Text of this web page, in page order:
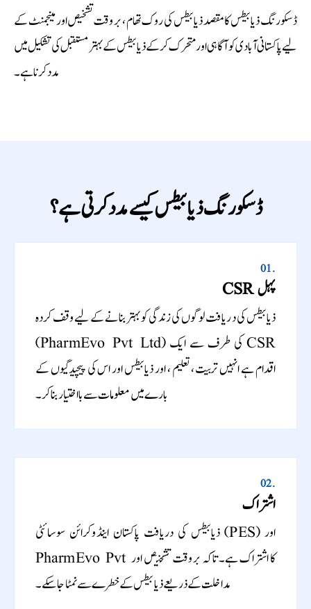
ڈسکورنگ ذیابیطس کا مقصد ذیابیطس کی روک تھام ، بر وقت تشخیص اور مینجمنٹ کے
لیے پاکستانی آبادی کو آگاہی اور متحرک کرکے ذیابیطس کے بہتر مستقبل کی تشکیل میں
مدد کرنا ہے۔
ڈسکورنگ ذیابیطس کیسے مدد کرتی ہے؟
01.
CSR پہل
ذیابیطس کی دریافت لوگوں کی زندگی کو بہتر بنانے کے لیے وقف کردہ
(PharmEvo Pvt Ltd) کی طرف سے ایک CSR
اقدام ہے انہیں تربیت ، تعلیم ، اور ذیابیطس اور اس کی پیچیدگیوں کے
بارے میں معلومات سے بااختیار بنا کر۔
02.
اشتراک
ذیابیطس کی دریافت پاکستان اینڈوکرائن سوسائٹی (PES) اور
PharmEvo Pvt کا اشتراک ہے۔ تاکہ بروقت تشخیص اور
مداخلت کے ذریعے ذیابیطس کے خطرے سے نمٹا جا سکے۔